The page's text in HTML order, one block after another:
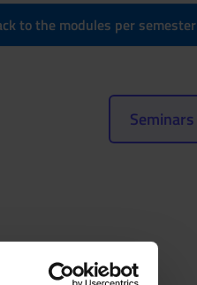
to the modules per semester
Seminars